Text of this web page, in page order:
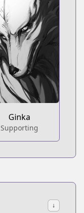
Ginka
Supporting
↓